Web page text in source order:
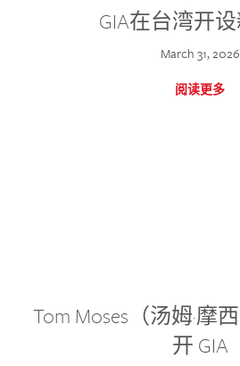
GIA在台湾开
March 31, 2026
阅读更多
Tom Moses（汤姆·摩
开 GIA